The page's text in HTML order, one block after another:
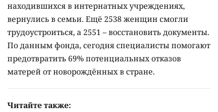
находившихся в интернатных учреждениях,
вернулись в семьи. Ещё 2538 женщин смогли
трудоустроиться, а 2551 – восстановить документы.
По данным фонда, сегодня специалисты помогают
предотвратить 69% потенциальных отказов
матерей от новорождённых в стране.
Читайте также: